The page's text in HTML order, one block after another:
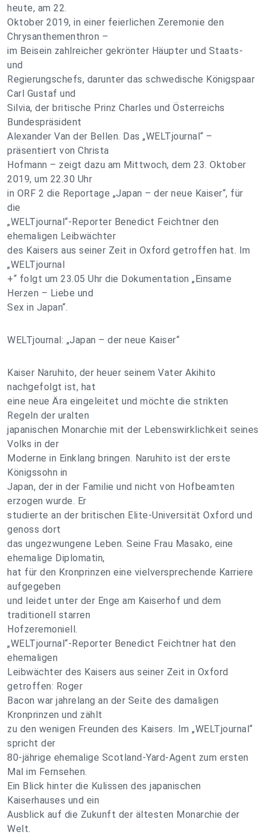
heute, am 22.
Oktober 2019, in einer feierlichen Zeremonie den
Chrysanthementhron –
im Beisein zahlreicher gekrönter Häupter und Staats-
und
Regierungschefs, darunter das schwedische Königspaar
Carl Gustaf und
Silvia, der britische Prinz Charles und Österreichs
Bundespräsident
Alexander Van der Bellen. Das „WELTjournal“ –
präsentiert von Christa
Hofmann – zeigt dazu am Mittwoch, dem 23. Oktober
2019, um 22.30 Uhr
in ORF 2 die Reportage „Japan – der neue Kaiser“, für
die
„WELTjournal“-Reporter Benedict Feichtner den
ehemaligen Leibwächter
des Kaisers aus seiner Zeit in Oxford getroffen hat. Im
„WELTjournal
+“ folgt um 23.05 Uhr die Dokumentation „Einsame
Herzen – Liebe und
Sex in Japan“.
WELTjournal: „Japan – der neue Kaiser“
Kaiser Naruhito, der heuer seinem Vater Akihito
nachgefolgt ist, hat
eine neue Ära eingeleitet und möchte die strikten
Regeln der uralten
japanischen Monarchie mit der Lebenswirklichkeit seines
Volks in der
Moderne in Einklang bringen. Naruhito ist der erste
Königssohn in
Japan, der in der Familie und nicht von Hofbeamten
erzogen wurde. Er
studierte an der britischen Elite-Universität Oxford und
genoss dort
das ungezwungene Leben. Seine Frau Masako, eine
ehemalige Diplomatin,
hat für den Kronprinzen eine vielversprechende Karriere
aufgegeben
und leidet unter der Enge am Kaiserhof und dem
traditionell starren
Hofzeremoniell.
„WELTjournal“-Reporter Benedict Feichtner hat den
ehemaligen
Leibwächter des Kaisers aus seiner Zeit in Oxford
getroffen: Roger
Bacon war jahrelang an der Seite des damaligen
Kronprinzen und zählt
zu den wenigen Freunden des Kaisers. Im „WELTjournal“
spricht der
80-jährige ehemalige Scotland-Yard-Agent zum ersten
Mal im Fernsehen.
Ein Blick hinter die Kulissen des japanischen
Kaiserhauses und ein
Ausblick auf die Zukunft der ältesten Monarchie der
Welt.